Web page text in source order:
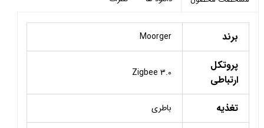
برند Moorger
پروتکل
ارتباطی
Zigbee 3.0
تغذیه باطری